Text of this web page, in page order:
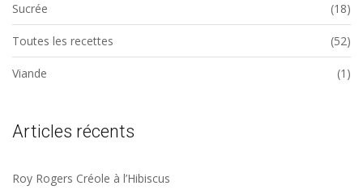
Sucrée (18)
Toutes les recettes (52)
Viande (1)
Articles récents
Roy Rogers Créole à l’Hibiscus